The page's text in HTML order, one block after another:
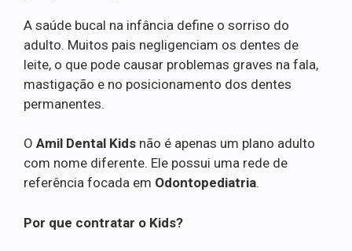
A saúde bucal na infância define o sorriso do
adulto. Muitos pais negligenciam os dentes de
leite, o que pode causar problemas graves na fala,
mastigação e no posicionamento dos dentes
permanentes.
O Amil Dental Kids não é apenas um plano adulto
com nome diferente. Ele possui uma rede de
referência focada em Odontopediatria.
Por que contratar o Kids?